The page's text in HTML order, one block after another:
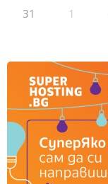
31 1